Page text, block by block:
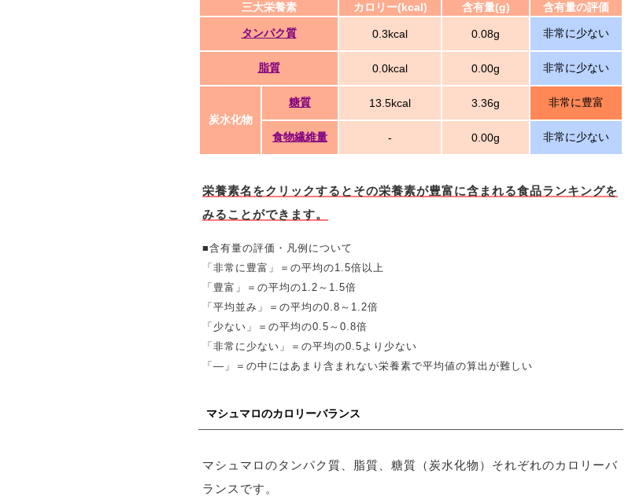
三大栄養素 カロリー(kcal) 含有量(g) 含有量の評価
タンパク質 0.3kcal 0.08g 非常に少ない
脂質 0.0kcal 0.00g 非常に少ない
炭水化物
糖質 13.5kcal 3.36g 非常に豊富
食物繊維量 - 0.00g 非常に少ない
栄養素名をクリックするとその栄養素が豊富に含まれる食品ランキングを
みることができます。
■含有量の評価・凡例について
「非常に豊富」＝の平均の1.5倍以上
「豊富」＝の平均の1.2～1.5倍
「平均並み」＝の平均の0.8～1.2倍
「少ない」＝の平均の0.5～0.8倍
「非常に少ない」＝の平均の0.5より少ない
「―」＝の中にはあまり含まれない栄養素で平均値の算出が難しい
マシュマロのカロリーバランス
マシュマロのタンパク質、脂質、糖質（炭水化物）それぞれのカロリーバ
ランスです。